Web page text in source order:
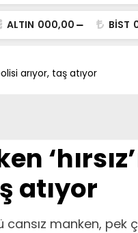
ALTIN 000,00 BİST
arıyor, taş atıyor
atıyor
cansız manken, pek